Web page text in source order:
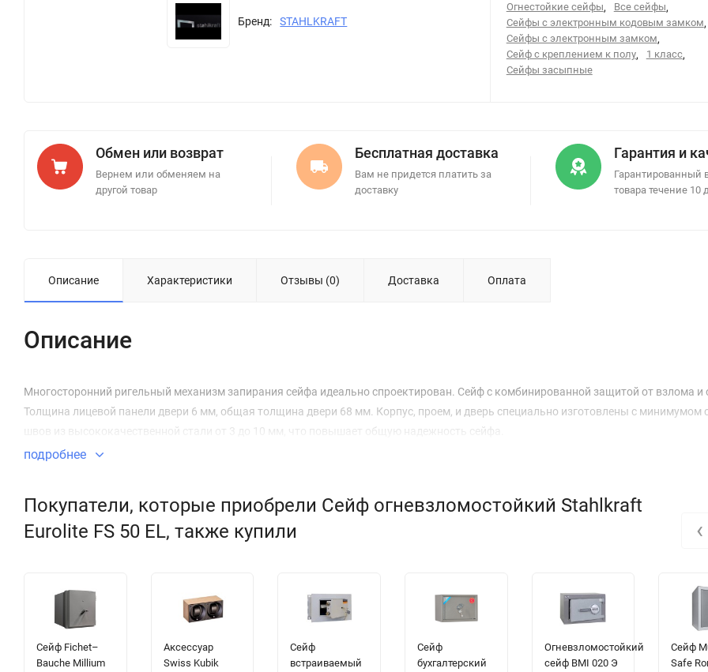
Бренд: STAHLKRAFT
Огнестойкие сейфы, Все сейфы,
Сейфы с электронным кодовым замком,
Сейфы с электронным замком,
Сейф с креплением к полу, 1 класс,
Сейфы засыпные
Обмен или возврат
Вернем или обменяем на
другой товар
Бесплатная доставка
Вам не придется платить за
доставку
Гарантия и
Гарантированный
товара течение 10
Описание Характеристики Отзывы (0) Доставка Оплата
Описание
Многосторонний ригельный механизм запирания сейфа идеально спроектирован. Cейф с комбинированной защитой от взлома и
Толщина лицевой панели двери 6 мм, общая толщина двери 68 мм. Корпус, проем, и дверь специально изготовлены с минимумом
швов из высококачественной стали от 3 до 10 мм, что повышает общую надежность сейфа.
подробнее
Покупатели, которые приобрели Сейф огневзломостойкий Stahlkraft
Eurolite FS 50 EL, также купили
Сейф Fichet–
Bauche Millium
Аксессуар
Swiss Kubik
Сейф
встраиваемый
Сейф
бухгалтерский
Огневзломостойкий
сейф BMI 020 Э
Сейф
Safe
‹